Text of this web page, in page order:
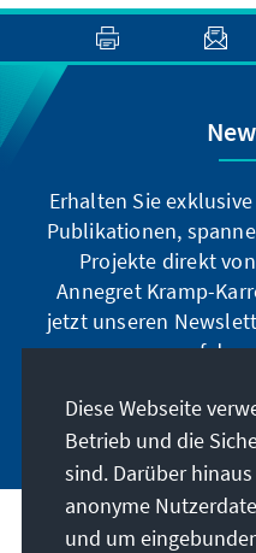
Erhalten Sie
Publikationen,
Projekte direkt
Annegret Kramp-
jetzt unseren
auf
Jetzt
Unser Auftrag
Diese Webseite
Betrieb und die
sind. Darüber
anonyme
und um